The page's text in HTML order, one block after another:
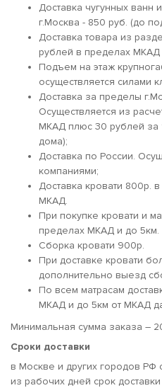
Доставка чугунных
г.Москва - 850 руб. (до
Доставка товара из
рублей в пределах МКАД
Подъем на этаж
осуществляется силами
Доставка за пределы
Осуществляется из
МКАД плюс 30 рублей за
дома);
Доставка по России.
компаниями;
Доставка кровати 800р.
МКАД.
При покупке кровати и
пределах МКАД и до
Сборка кровати 900р.
При доставке кровати
дополнительно выезд
По всем матрасам
МКАД и до 5км от МКАД
Минимальная сумма заказа –
Сроки доставки
в Москве и других городов РФ
из рабочих дней срок